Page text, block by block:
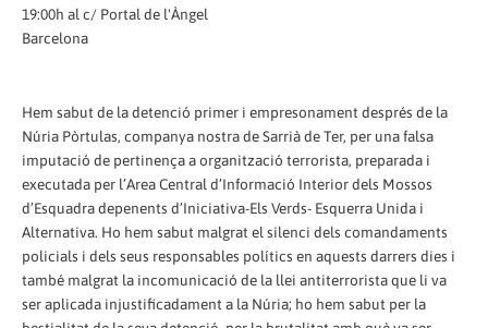
19:00h al c/ Portal de l'Àngel
Barcelona
Hem sabut de la detenció primer i empresonament després de la
Núria Pòrtulas, companya nostra de Sarrià de Ter, per una falsa
imputació de pertinença a organització terrorista, preparada i
executada per l’Area Central d’Informació Interior dels Mossos
d’Esquadra depenents d’Iniciativa-Els Verds- Esquerra Unida i
Alternativa. Ho hem sabut malgrat el silenci dels comandaments
policials i dels seus responsables polítics en aquests darrers dies i
també malgrat la incomunicació de la llei antiterrorista que li va
ser aplicada injustificadament a la Núria; ho hem sabut per la